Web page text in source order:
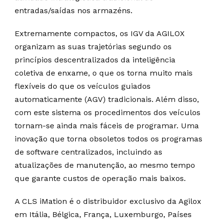
entradas/saídas nos armazéns.
Extremamente compactos, os IGV da AGILOX
organizam as suas trajetórias segundo os
princípios descentralizados da inteligência
coletiva de enxame, o que os torna muito mais
flexíveis do que os veículos guiados
automaticamente (AGV) tradicionais. Além disso,
com este sistema os procedimentos dos veículos
tornam-se ainda mais fáceis de programar. Uma
inovação que torna obsoletos todos os programas
de software centralizados, incluindo as
atualizações de manutenção, ao mesmo tempo
que garante custos de operação mais baixos.
A CLS iMation é o distribuidor exclusivo da Agilox
em Itália, Bélgica, França, Luxemburgo, Países